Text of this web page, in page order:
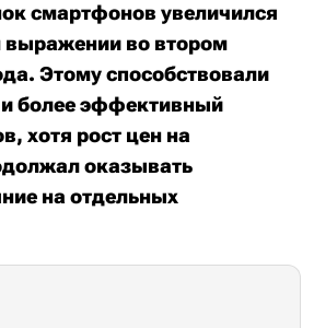
смартфонов увеличился
выражении во втором
Этому способствовали
более эффективный
хотя рост цен на
оказывать
на отдельных